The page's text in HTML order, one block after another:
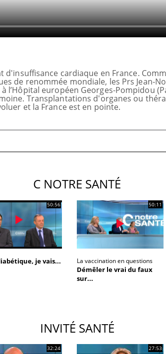
cardiaque en France.
de renommée mondiale, les Prs Jean-
l’Hôpital européen Georges-Pompidou
Transplantations d'organes ou
et la France est en pointe.
C NOTRE SANTÉ
50:56
je vais...
50:11
La vaccination en questions
Démêler le vrai du faux
sur...
INVITÉ SANTÉ
32:24 27:53
Cytomégalovirus : ce qui
change dans la prise en
charge des femmes
VIH : la fin du comprimé
tous les jours se profile-t-